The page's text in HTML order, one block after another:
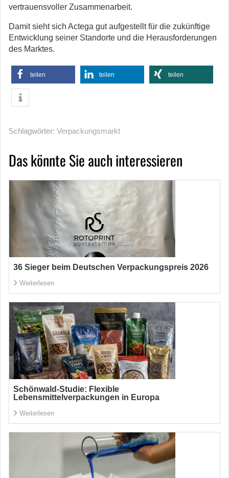
vertrauensvoller Zusammenarbeit.
Damit sieht sich Actega gut aufgestellt für die zukünftige
Entwicklung seiner Standorte und die Herausforderungen
des Marktes.
teilen teilen teilen
Schlagwörter: Verpackungsmarkt
Das könnte Sie auch interessieren
36 Sieger beim Deutschen Verpackungspreis 2026
Weiterlesen
Schönwald-Studie: Flexible
Lebensmittelverpackungen in Europa
Weiterlesen